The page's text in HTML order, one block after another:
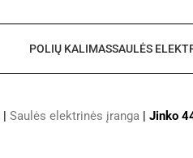
POLIŲ KALIMASSAULĖS
| Saulės elektrinės įranga | Jinko